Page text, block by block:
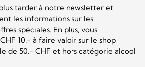
tarder à notre newsletter et
les informations sur les
spéciales. En plus, vous
10.- à faire valoir sur le shop
de 50.- CHF et hors catégorie alcool